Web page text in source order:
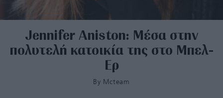
Jennifer Aniston: Μέσα στην
πολυτελή κατοικία της στο Μπελ-
Ερ
By Mcteam